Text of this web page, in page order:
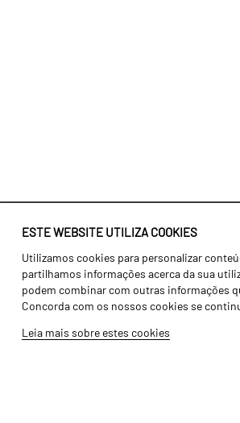
ESTE WEBSITE UTILIZA COOKIES
Utilizamos cookies para personalizar
partilhamos informações acerca da sua
podem combinar com outras informações
Concorda com os nossos cookies se
Leia mais sobre estes cookies
Identidade
História
Fábrica / Produção
Recursos Humanos